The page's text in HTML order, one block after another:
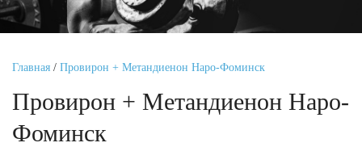
Главная / Провирон + Метандиенон Наро-Фоминск
Провирон + Метандиенон Наро-
Фоминск